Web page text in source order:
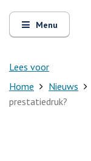
Open
en
sluit
Menu
Lees voor
Zoeken
Home Nieuws
prestatiedruk?